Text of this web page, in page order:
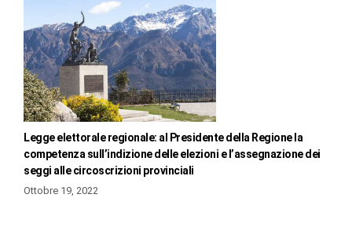
Legge elettorale regionale: al Presidente della Regione la
competenza sull’indizione delle elezioni e l’assegnazione dei
seggi alle circoscrizioni provinciali
Ottobre 19, 2022